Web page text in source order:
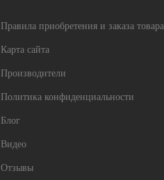
Правила приобретения и заказа товара
Карта сайта
Производители
Политика конфиденциальности
Блог
Видео
Отзывы